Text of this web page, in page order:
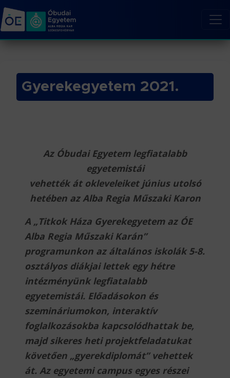
Gyerekegyetem 2021.
Az Óbudai Egyetem legfiatalabb
egyetemistái
vehették át okleveleiket június utolsó
hetében az Alba Regia Műszaki Karon
A „Titkok Háza Gyerekegyetem az ÓE
Alba Regia Műszaki Karán”
programunkon az általános iskolák 5-8.
osztályos diákjai lettek egy hétre
intézményünk legfiatalabb
egyetemistái. Előadásokon és
szemináriumokon, interaktív
foglalkozásokba kapcsolódhattak be,
majd sikeres heti projektfeladatukat
követően „gyerekdiplomát” vehettek
át. Az egyetemi campus egyes részei